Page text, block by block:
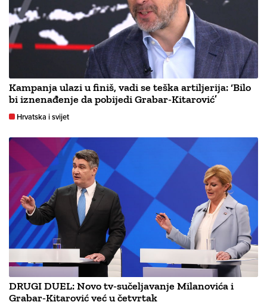
Kampanja ulazi u finiš, vadi se teška artiljerija: ‘Bilo
bi iznenađenje da pobijedi Grabar-Kitarović’
Hrvatska i svijet
DRUGI DUEL: Novo tv-sučeljavanje Milanovića i
Grabar-Kitarović već u četvrtak